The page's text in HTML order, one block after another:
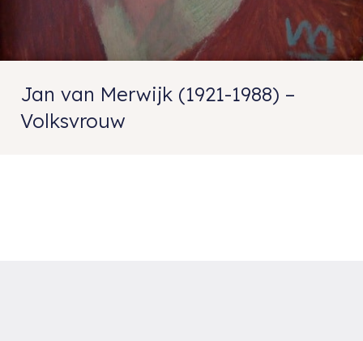
Jan van Merwijk (1921-1988) –
Volksvrouw